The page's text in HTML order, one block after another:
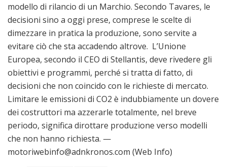
modello di rilancio di un Marchio. Secondo Tavares, le
decisioni sino a oggi prese, comprese le scelte di
dimezzare in pratica la produzione, sono servite a
evitare ciò che sta accadendo altrove. L’Unione
Europea, secondo il CEO di Stellantis, deve rivedere gli
obiettivi e programmi, perché si tratta di fatto, di
decisioni che non coincido con le richieste di mercato.
Limitare le emissioni di CO2 è indubbiamente un dovere
dei costruttori ma azzerarle totalmente, nel breve
periodo, significa dirottare produzione verso modelli
che non hanno richiesta. —
motoriwebinfo@adnkronos.com (Web Info)